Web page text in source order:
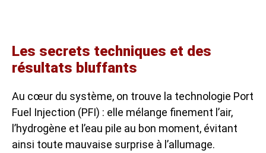
Les secrets techniques et des
résultats bluffants
Au cœur du système, on trouve la technologie Port
Fuel Injection (PFI) : elle mélange finement l’air,
l’hydrogène et l’eau pile au bon moment, évitant
ainsi toute mauvaise surprise à l’allumage.